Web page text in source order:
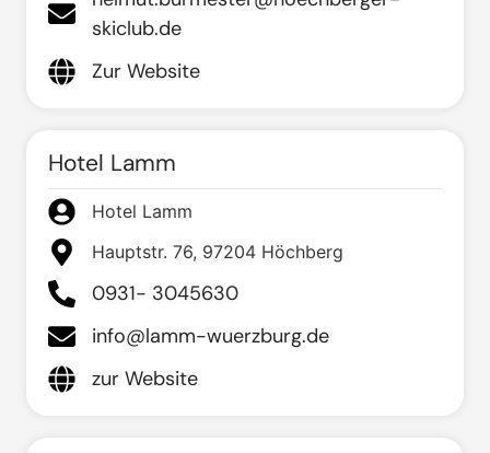
skiclub.de
Zur Website
Hotel Lamm
Hotel Lamm
Hauptstr. 76, 97204 Höchberg
0931- 3045630
info@lamm-wuerzburg.de
zur Website